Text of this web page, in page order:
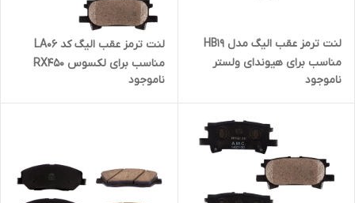
لنت ترمز عقب الیگ مدل HB19
مناسب برای هیوندای ولستر
ناموجود
لنت ترمز عقب الیگ کد LA06
مناسب برای لکسوس RX450
ناموجود